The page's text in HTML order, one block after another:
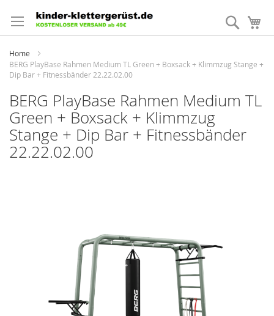
zum
Inhalt
Suche
Home
BERG PlayBase Rahmen Medium TL Green + Boxsack + Klimmzug Stange +
Dip Bar + Fitnessbänder 22.22.02.00
BERG PlayBase Rahmen Medium TL
Green + Boxsack + Klimmzug
Stange + Dip Bar + Fitnessbänder
22.22.02.00